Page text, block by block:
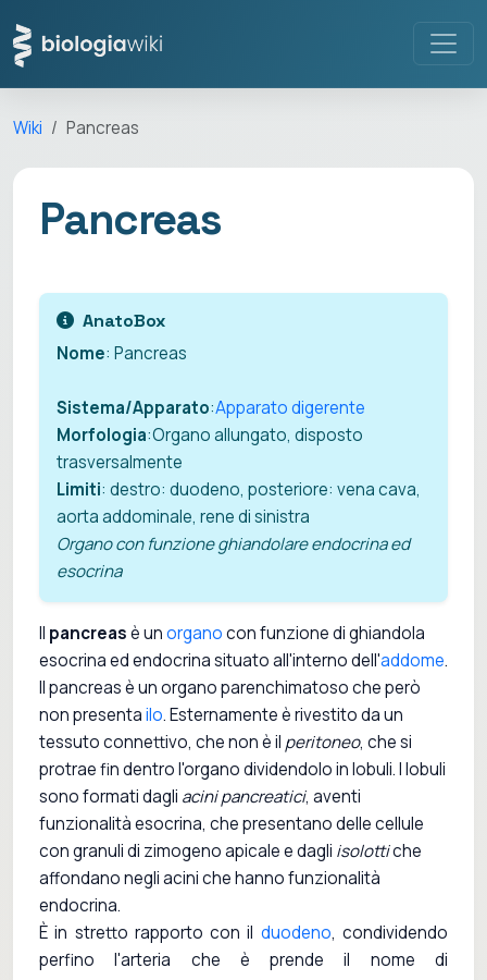
Wiki Pancreas
Pancreas
AnatoBox
Nome: Pancreas
Sistema/Apparato:Apparato digerente
Morfologia:Organo allungato, disposto
trasversalmente
Limiti: destro: duodeno, posteriore: vena cava,
aorta addominale, rene di sinistra
Organo con funzione ghiandolare endocrina ed
esocrina
Il pancreasè unorganocon funzione di ghiandola
esocrina ed endocrina situato all'interno dell'addome.
Il pancreas è un organo parenchimatoso che però
non presentailo. Esternamente è rivestito da un
tessuto connettivo, che non è il peritoneo, che si
protrae fin dentro l'organo dividendolo in lobuli. I lobuli
sono formati dagli acini pancreatici, aventi
funzionalità esocrina, che presentano delle cellule
con granuli di zimogeno apicale e dagli isolottiche
affondano negli acini che hanno funzionalità
endocrina.
È in stretto rapporto con il duodeno, condividendo
perfino l'arteria che è prende il nome di